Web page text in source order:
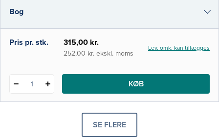
Bog
i-bog
Pris pr. stk. 315,00 kr.
252,00 kr. ekskl. moms
Lev. omk. kan tillægges
1 KØB
SE FLERE
PRODUKTER